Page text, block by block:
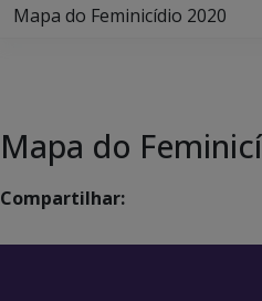
Mapa do Feminicídio 2020
Mapa do
Compartilhar: